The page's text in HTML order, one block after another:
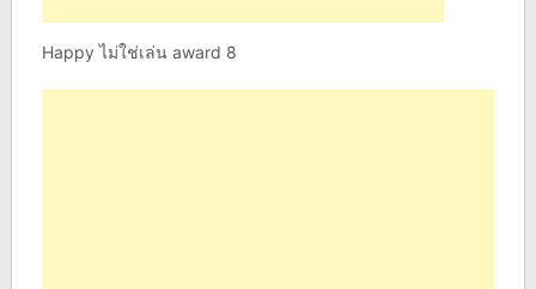
Happy ไม่ใช่เล่น award 8